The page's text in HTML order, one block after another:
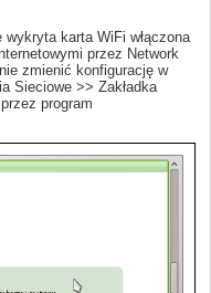
karta WiFi włączona
przez Network
zmienić konfigurację w
Sieciowe >> Zakładka
program